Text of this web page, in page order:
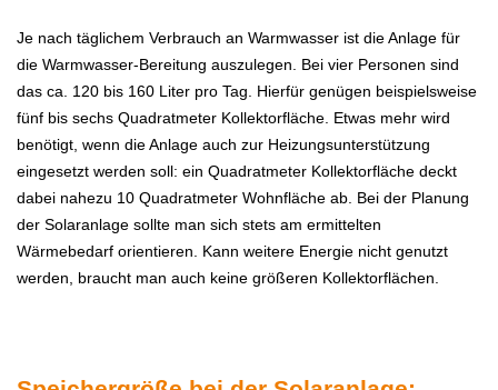
Je nach täglichem Verbrauch an Warmwasser ist die Anlage für
die Warmwasser-Bereitung auszulegen. Bei vier Personen sind
das ca. 120 bis 160 Liter pro Tag. Hierfür genügen beispielsweise
fünf bis sechs Quadratmeter Kollektorfläche. Etwas mehr wird
benötigt, wenn die Anlage auch zur Heizungsunterstützung
eingesetzt werden soll: ein Quadratmeter Kollektorfläche deckt
dabei nahezu 10 Quadratmeter Wohnfläche ab. Bei der Planung
der Solaranlage sollte man sich stets am ermittelten
Wärmebedarf orientieren. Kann weitere Energie nicht genutzt
werden, braucht man auch keine größeren Kollektorflächen.